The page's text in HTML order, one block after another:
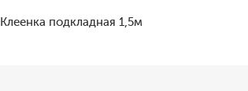
Клеенка подкладная 1,5м